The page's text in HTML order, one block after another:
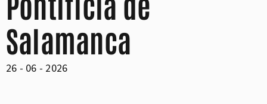
Salamanca
26 - 06 - 2026